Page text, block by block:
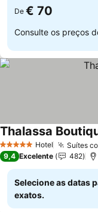
De € 70
Consulte os preços
5 Estrelas Hotel Suítes
Thalassa
9,4 Excelente 482
Selecione as datas
exatos.